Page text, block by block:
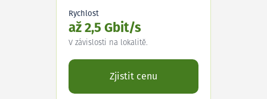
Rychlost
až 2,5 Gbit/s
V závislosti na lokalitě.
Zjistit cenu